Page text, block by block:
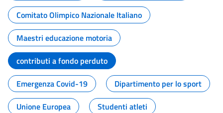
Comitato Olimpico Nazionale Italiano
Maestri educazione motoria
contributi a fondo perduto
Emergenza Covid-19
Dipartimento per lo sport
Unione Europea
Studenti atleti